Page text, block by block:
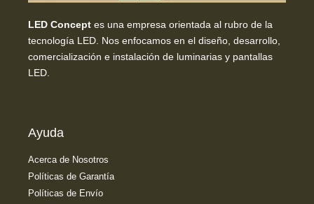
LED Concept es una empresa orientada al rubro de la
tecnología LED. Nos enfocamos en el diseño, desarrollo,
comercialización e instalación de luminarias y pantallas
LED.
Ayuda
Acerca de Nosotros
Políticas de Garantía
Políticas de Envío